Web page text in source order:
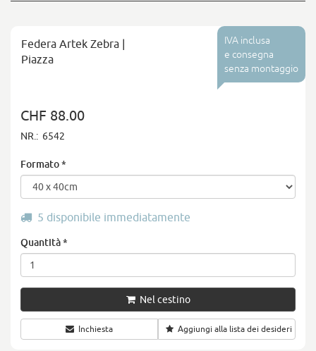
IVA inclusa
e consegna
senza montaggio
Federa Artek Zebra |
Piazza
CHF 88.00
NR.: 6542
Formato*
5 disponibile immediatamente
Quantità*
Nel cestino
Inchiesta Aggiungi alla lista dei desideri